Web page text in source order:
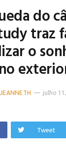
do
traz
o
julho
Tweet